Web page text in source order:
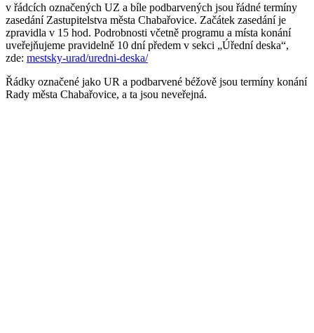
v řádcích označených UZ a bíle podbarvených jsou řádné termíny
zasedání Zastupitelstva města Chabařovice. Začátek zasedání je
zpravidla v 15 hod. Podrobnosti včetně programu a místa konání
uveřejňujeme pravidelně 10 dní předem v sekci „Úřední deska“,
zde: mestsky-urad/uredni-deska/
Řádky označené jako UR a podbarvené béžově jsou termíny konání
Rady města Chabařovice, a ta jsou neveřejná.